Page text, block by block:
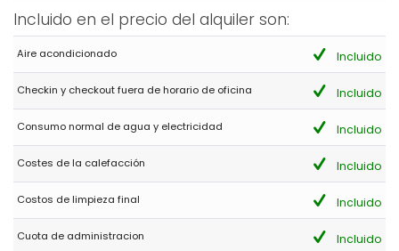
Incluido en el precio del alquiler son:
Aire acondicionado Incluido
Checkin y checkout fuera de horario de oficina Incluido
Consumo normal de agua y electricidad Incluido
Costes de la calefacción Incluido
Costos de limpieza final Incluido
Cuota de administracion Incluido